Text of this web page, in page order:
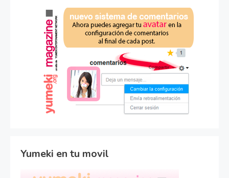
Yumeki en tu movil